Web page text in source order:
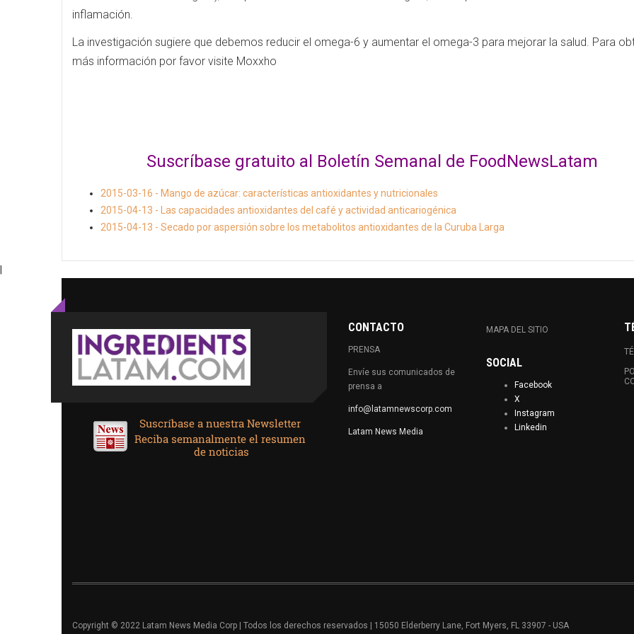
inflamación.
La investigación sugiere que debemos reducir el omega-6 y aumentar el omega-3 para mejorar la salud. Para
más información por favor visite Moxxho
Suscríbase gratuito al Boletín Semanal de FoodNewsLatam
2015-03-16 - Mango de azúcar: características antioxidantes y nutricionales
2015-04-13 - Las capacidades antioxidantes del café y actividad anticariogénica
2015-04-13 - Secado por aspersión sobre los metabolitos antioxidantes de la Curuba Larga
CONTACTO
PRENSA
Envíe sus comunicados de
prensa a
info@latamnewscorp.com
Latam News Media
MAPA DEL SITIO
SOCIAL
Facebook
X
Instagram
Linkedin
Copyright © 2022 Latam News Media Corp | Todos los derechos reservados | 15050 Elderberry Lane, Fort Myers, FL 33907 - USA